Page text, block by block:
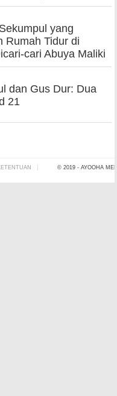
yang
Rumah Tidur di
cari Abuya Maliki
dan Gus Dur: Dua
21
© 2019 - AYOOHA